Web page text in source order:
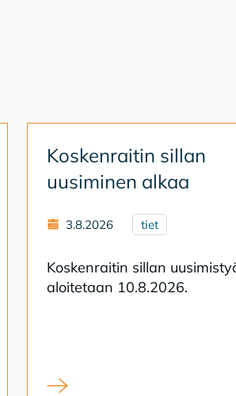
Kos­ken­rai­tin sil­lan
uusi­mi­nen al­kaa
3.8.2026 tiet
Kos­ken­rai­tin sil­lan
aloi­te­taan 10.8.2026.
Koskenraitin sillan uusiminen